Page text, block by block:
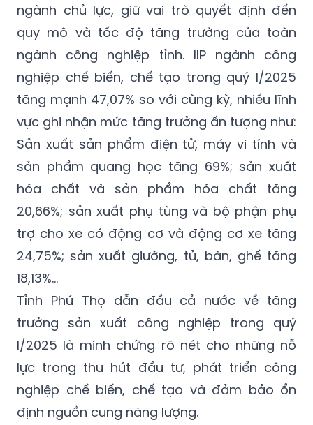
ngành chủ lực, giữ vai trò quyết định đến
quy mô và tốc độ tăng trưởng của toàn
ngành công nghiệp tỉnh. IIP ngành công
nghiệp chế biến, chế tạo trong quý I/2025
tăng mạnh 47,07% so với cùng kỳ, nhiều lĩnh
vực ghi nhận mức tăng trưởng ấn tượng như:
Sản xuất sản phẩm điện tử, máy vi tính và
sản phẩm quang học tăng 69%; sản xuất
hóa chất và sản phẩm hóa chất tăng
20,66%; sản xuất phụ tùng và bộ phận phụ
trợ cho xe có động cơ và động cơ xe tăng
24,75%; sản xuất giường, tủ, bàn, ghế tăng
18,13%...
Tỉnh Phú Thọ dẫn đầu cả nước về tăng
trưởng sản xuất công nghiệp trong quý
I/2025 là minh chứng rõ nét cho những nỗ
lực trong thu hút đầu tư, phát triển công
nghiệp chế biến, chế tạo và đảm bảo ổn
định nguồn cung năng lượng.